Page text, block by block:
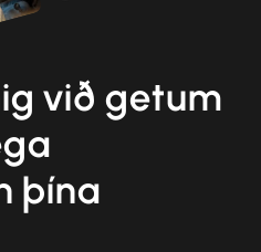
við getum
þína